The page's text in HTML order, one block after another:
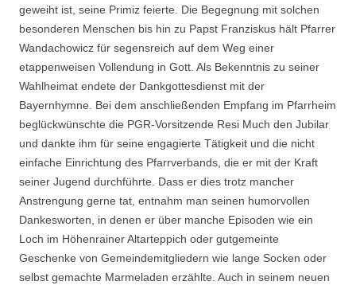
geweiht ist, seine Primiz feierte. Die Begegnung mit solchen
besonderen Menschen bis hin zu Papst Franziskus hält Pfarrer
Wandachowicz für segensreich auf dem Weg einer
etappenweisen Vollendung in Gott. Als Bekenntnis zu seiner
Wahlheimat endete der Dankgottesdienst mit der
Bayernhymne. Bei dem anschließenden Empfang im Pfarrheim
beglückwünschte die PGR-Vorsitzende Resi Much den Jubilar
und dankte ihm für seine engagierte Tätigkeit und die nicht
einfache Einrichtung des Pfarrverbands, die er mit der Kraft
seiner Jugend durchführte. Dass er dies trotz mancher
Anstrengung gerne tat, entnahm man seinen humorvollen
Dankesworten, in denen er über manche Episoden wie ein
Loch im Höhenrainer Altarteppich oder gutgemeinte
Geschenke von Gemeindemitgliedern wie lange Socken oder
selbst gemachte Marmeladen erzählte. Auch in seinem neuen